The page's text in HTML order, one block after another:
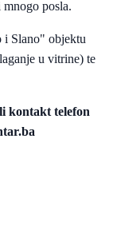
posla.
i Slano" objektu
u vitrine) te
kontakt telefon